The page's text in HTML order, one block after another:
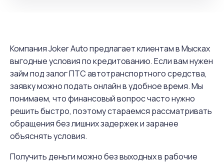
Компания Joker Auto предлагает клиентам в Мысках
выгодные условия по кредитованию. Если вам нужен
займ под залог ПТС автотранспортного средства,
заявку можно подать онлайн в удобное время. Мы
понимаем, что финансовый вопрос часто нужно
решить быстро, поэтому стараемся рассматривать
обращения без лишних задержек и заранее
объяснять условия.
Получить деньги можно без выходных в рабочие